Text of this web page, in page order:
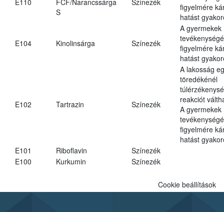
S
figyelmére
hatást
E104 Kinolinsárga Színezék
A gyermekek
figyelmére
hatást
E102 Tartrazin Színezék
A lakosság
töredékénél
reakciót
A gyermekek
figyelmére
hatást
E101
Riboflavin
Színezék
E100
Kurkumin Színezék
Cookie beállítások